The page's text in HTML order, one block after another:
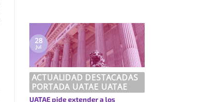
ACTUALIDAD DESTACADAS
PORTADA UATAE UATAE
UATAE pide extender a los
28
Jul